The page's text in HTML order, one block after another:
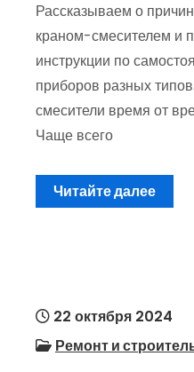
Рассказываем о
краном-смесителем и
инструкции по
приборов разных
смесители время от
Чаще всего
Читайте далее
22 октября 2024
Ремонт и